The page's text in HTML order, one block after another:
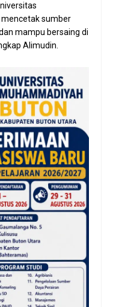
sumber
mampu bersaing di
Alimudin.